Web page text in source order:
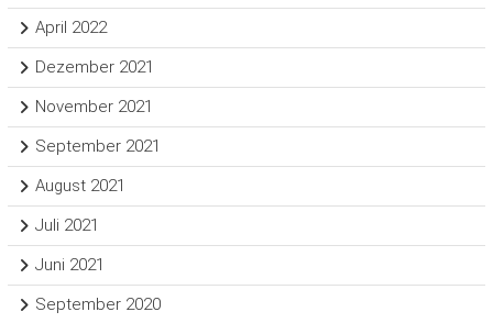
April 2022
Dezember 2021
November 2021
September 2021
August 2021
Juli 2021
Juni 2021
September 2020